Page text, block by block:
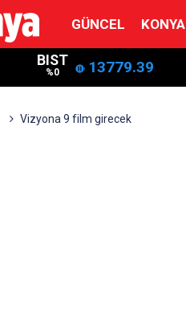
GÜNCEL KONYA
BIST
%0 13779.39
Vizyona 9 film girecek